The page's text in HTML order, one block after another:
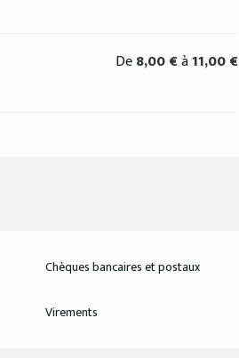
De8,00 €à11,00 €
Chèques bancaires et postaux
Virements